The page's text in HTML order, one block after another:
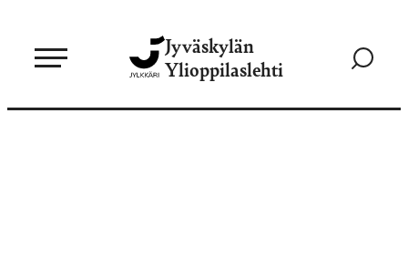
sisältöön
Jyväskylän
Ylioppilaslehti
Siirry